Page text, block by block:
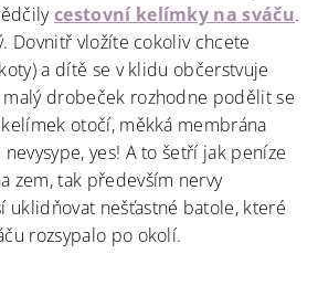
cestovní kelímky na sváču.
Dovnitř vložíte cokoliv chcete
a dítě se v klidu občerstvuje
malý drobeček rozhodne podělit se
otočí, měkká membrána
yes! A to šetří jak peníze
zem, tak především nervy
uklidňovat nešťastné batole, které
rozsypalo po okolí.